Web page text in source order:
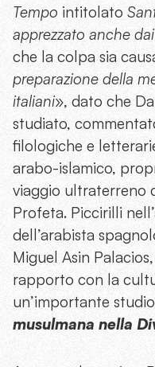
Tempo intitolato
apprezzato anche
che la colpa sia
preparazione della
italiani», dato che
studiato,
filologiche e
arabo-islamico,
viaggio ultraterreno
Profeta. Piccirilli
dell’arabista
Miguel Asin
rapporto con la
un’importante
musulmana nella